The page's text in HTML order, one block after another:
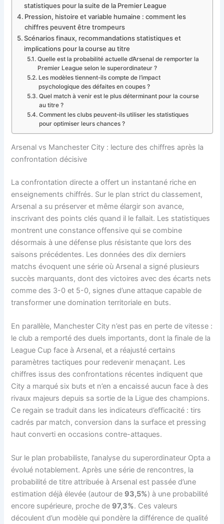
statistiques pour la suite de la Premier League
Pression, histoire et variable humaine : comment les
chiffres peuvent être trompeurs
Scénarios finaux, recommandations statistiques et
implications pour la course au titre
Quelle est la probabilité actuelle d’Arsenal de remporter la
Premier League selon le superordinateur ?
Les modèles tiennent-ils compte de l’impact
psychologique des défaites en coupes ?
Quel match à venir est le plus déterminant pour la course
au titre ?
Comment les clubs peuvent-ils utiliser les statistiques
pour optimiser leurs chances ?
Arsenal vs Manchester City : lecture des chiffres après la
confrontation décisive
La confrontation directe a offert un instantané riche en
enseignements chiffrés. Sur le plan strict du classement,
Arsenal a su préserver et même élargir son avance,
inscrivant des points clés quand il le fallait. Les statistiques
montrent une constance offensive qui se combine
désormais à une défense plus résistante que lors des
saisons précédentes. Les données des dix derniers
matchs évoquent une série où Arsenal a signé plusieurs
succès marquants, dont des victoires avec des écarts nets
comme des 3-0 et 5-0, signes d’une attaque capable de
transformer une domination territoriale en buts.
En parallèle, Manchester City n’est pas en perte de vitesse :
le club a remporté des duels importants, dont la finale de la
League Cup face à Arsenal, et a réajusté certains
paramètres tactiques pour redevenir menaçant. Les
chiffres issus des confrontations récentes indiquent que
City a marqué six buts et n’en a encaissé aucun face à des
rivaux majeurs depuis sa sortie de la Ligue des champions.
Ce regain se traduit dans les indicateurs d’efficacité : tirs
cadrés par match, conversion dans la surface et pressing
haut converti en occasions contre-attaques.
Sur le plan probabiliste, l’analyse du superordinateur Opta a
évolué notablement. Après une série de rencontres, la
probabilité de titre attribuée à Arsenal est passée d’une
estimation déjà élevée (autour de 93,5%) à une probabilité
encore supérieure, proche de 97,3%. Ces valeurs
découlent d’un modèle qui pondère la différence de qualité